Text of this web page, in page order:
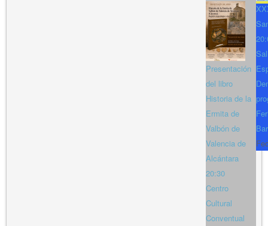
Presentación
del libro
Historia de la
Ermita de
Valbón de
Valencia de
Alcántara
20:30
Centro
Cultural
Conventual